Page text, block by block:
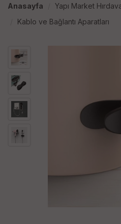
Anasayfa
Yapı Market
Kablo ve Bağlantı Aparatları